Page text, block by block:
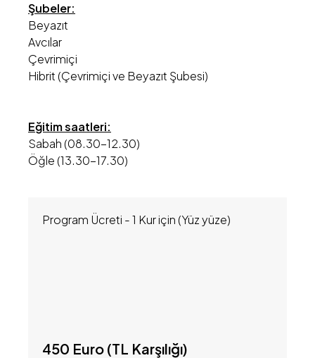
Şubeler:
Beyazıt
Avcılar
Çevrimiçi
Hibrit (Çevrimiçi ve Beyazıt Şubesi)
Eğitim saatleri:
Sabah (08.30-12.30)
Öğle (13.30-17.30)
Program Ücreti - 1 Kur için (Yüz yüze)
450 Euro (TL Karşılığı)